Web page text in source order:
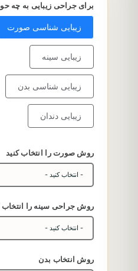
برای جراحی زیبایی به چه
زیبایی شناسی صورت
زیبایی سینه
زیبایی شناسی بدن
زیبایی دندان
روش صورت را انتخاب کنید
روش جراحی سینه را انتخاب
روش انتخاب بدن